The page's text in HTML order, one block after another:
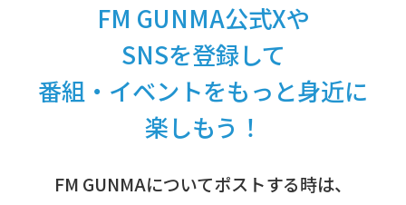
FM GUNMA公式Xや
SNSを登録して
番組・イベントをもっと身近に
楽しもう！
FM GUNMAについてポストする時は、